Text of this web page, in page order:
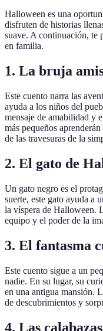
Halloween es una
disfruten de historias
suave. A continuación, te
en familia.
1. La bruja
Este cuento narra las
ayuda a los niños del
mensaje de amabilidad y
más pequeños
de las travesuras de la
2. El gato de
Un gato negro es el
suerte, este gato ayuda a
la víspera de Halloween.
equipo y el poder de la
3. El fantasma
Este cuento sigue a un
nadie. En su lugar, su
en una antigua mansión.
de descubrimientos y
4. Las